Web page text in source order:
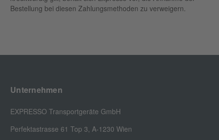
Bestellung bei diesen Zahlungsmethoden zu verweigern.
Unternehmen
EXPRESSO Transportgeräte GmbH
Perfektastrasse 61 Top 3, A-1230 Wien